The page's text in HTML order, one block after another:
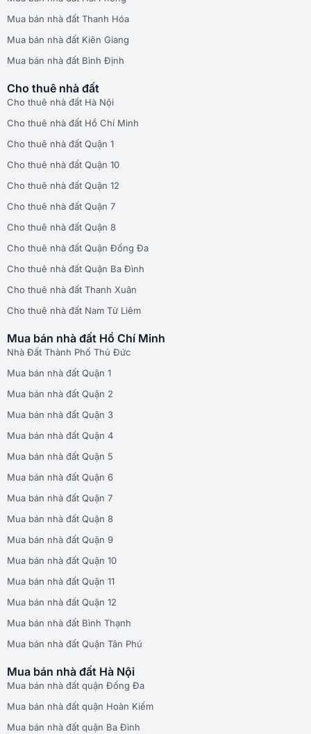
Mua bán nhà đất Thanh Hóa
Mua bán nhà đất Kiên Giang
Mua bán nhà đất Bình Định
Cho thuê nhà đất
Cho thuê nhà đất Hà Nội
Cho thuê nhà đất Hồ Chí Minh
Cho thuê nhà đất Quận 1
Cho thuê nhà đất Quận 10
Cho thuê nhà đất Quận 12
Cho thuê nhà đất Quận 7
Cho thuê nhà đất Quận 8
Cho thuê nhà đất Quận Đống Đa
Cho thuê nhà đất Quận Ba Đình
Cho thuê nhà đất Thanh Xuân
Cho thuê nhà đất Nam Từ Liêm
Mua bán nhà đất Hồ Chí Minh
Nhà Đất Thành Phố Thủ Đức
Mua bán nhà đất Quận 1
Mua bán nhà đất Quận 2
Mua bán nhà đất Quận 3
Mua bán nhà đất Quận 4
Mua bán nhà đất Quận 5
Mua bán nhà đất Quận 6
Mua bán nhà đất Quận 7
Mua bán nhà đất Quận 8
Mua bán nhà đất Quận 9
Mua bán nhà đất Quận 10
Mua bán nhà đất Quận 11
Mua bán nhà đất Quận 12
Mua bán nhà đất Bình Thạnh
Mua bán nhà đất Quận Tân Phú
Mua bán nhà đất Hà Nội
Mua bán nhà đất quận Đống Đa
Mua bán nhà đất quận Hoàn Kiếm
Mua bán nhà đất quận Ba Đình